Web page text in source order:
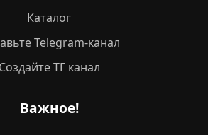
Каталог
Telegram-канал
Создайте ТГ канал
Важное!